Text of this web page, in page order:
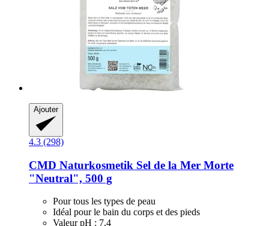
Ajouter
4.3 (298)
CMD Naturkosmetik Sel de la Mer Morte
"Neutral", 500 g
Pour tous les types de peau
Idéal pour le bain du corps et des pieds
Valeur pH : 7,4